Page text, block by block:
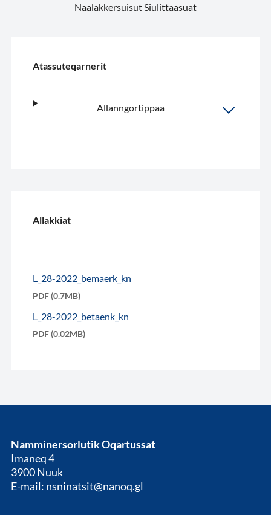
Naalakkersuisut Siulittaasuat
Atassuteqarnerit
Allanngortippaa
Allakkiat
L_28-2022_bemaerk_kn
PDF (0.7MB)
L_28-2022_betaenk_kn
PDF (0.02MB)
Namminersorlutik Oqartussat
Imaneq 4
3900 Nuuk
E-mail: nsninatsit@nanoq.gl